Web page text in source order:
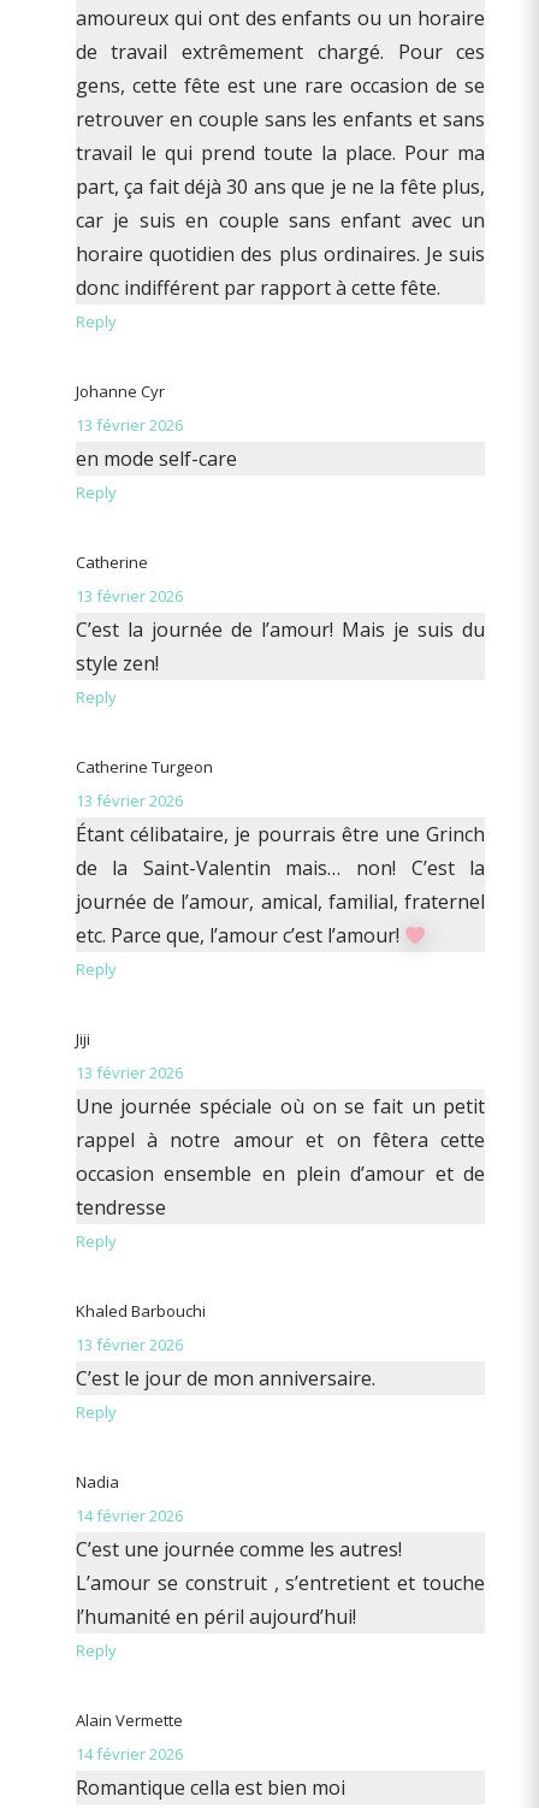
amoureux qui ont des enfants ou un horaire
de travail extrêmement chargé. Pour ces
gens, cette fête est une rare occasion de se
retrouver en couple sans les enfants et sans
travail le qui prend toute la place. Pour ma
part, ça fait déjà 30 ans que je ne la fête plus,
car je suis en couple sans enfant avec un
horaire quotidien des plus ordinaires. Je suis
donc indifférent par rapport à cette fête.
Reply
Johanne Cyr
13 février 2026
en mode self-care
Reply
Catherine
13 février 2026
C’est la journée de l’amour! Mais je suis du
style zen!
Reply
Catherine Turgeon
13 février 2026
Étant célibataire, je pourrais être une Grinch
de la Saint-Valentin mais… non! C’est la
journée de l’amour, amical, familial, fraternel
etc. Parce que, l’amour c’est l’amour!
Reply
Jiji
13 février 2026
Une journée spéciale où on se fait un petit
rappel à notre amour et on fêtera cette
occasion ensemble en plein d’amour et de
tendresse
Reply
Khaled Barbouchi
13 février 2026
C’est le jour de mon anniversaire.
Reply
Nadia
14 février 2026
C’est une journée comme les autres!
L’amour se construit , s’entretient et touche
l’humanité en péril aujourd’hui!
Reply
Alain Vermette
14 février 2026
Romantique cella est bien moi